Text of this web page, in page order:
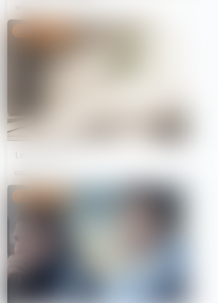
19/02/2026
Less si more...
05/09/2025